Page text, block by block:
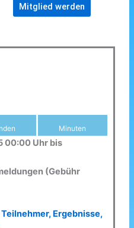
Mitglied werden
Minuten
00:00 Uhr bis
(Gebühr
Ergebnisse,